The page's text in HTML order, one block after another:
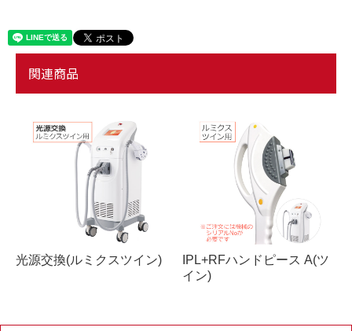
関連商品
光源交換(ルミクスツイン)
IPL+RFハンドピース A(ツ
イン)